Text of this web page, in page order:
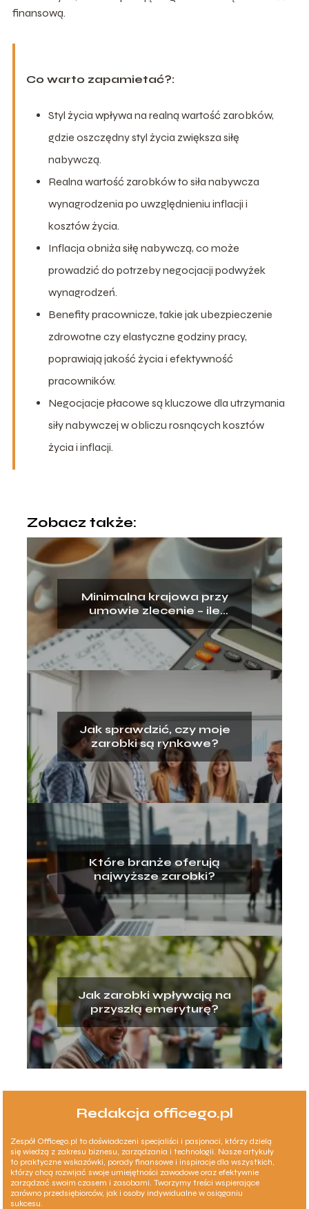
finansową.
Co warto zapamietać?:
Styl życia wpływa na realną wartość zarobków,
gdzie oszczędny styl życia zwiększa siłę
nabywczą.
Realna wartość zarobków to siła nabywcza
wynagrodzenia po uwzględnieniu inflacji i
kosztów życia.
Inflacja obniża siłę nabywczą, co może
prowadzić do potrzeby negocjacji podwyżek
wynagrodzeń.
Benefity pracownicze, takie jak ubezpieczenie
zdrowotne czy elastyczne godziny pracy,
poprawiają jakość życia i efektywność
pracowników.
Negocjacje płacowe są kluczowe dla utrzymania
siły nabywczej w obliczu rosnących kosztów
życia i inflacji.
Zobacz także:
Minimalna krajowa przy
umowie zlecenie – ile
dostaniesz?
Jak sprawdzić, czy moje
zarobki są rynkowe?
Które branże oferują
najwyższe zarobki?
Jak zarobki wpływają na
przyszłą emeryturę?
Redakcja officego.pl
Zespół Officego.pl to doświadczeni specjaliści i pasjonaci, którzy dzielą
się wiedzą z zakresu biznesu, zarządzania i technologii. Nasze artykuły
to praktyczne wskazówki, porady finansowe i inspiracje dla wszystkich,
którzy chcą rozwijać swoje umiejętności zawodowe oraz efektywnie
zarządzać swoim czasem i zasobami. Tworzymy treści wspierające
zarówno przedsiębiorców, jak i osoby indywidualne w osiąganiu
sukcesu.